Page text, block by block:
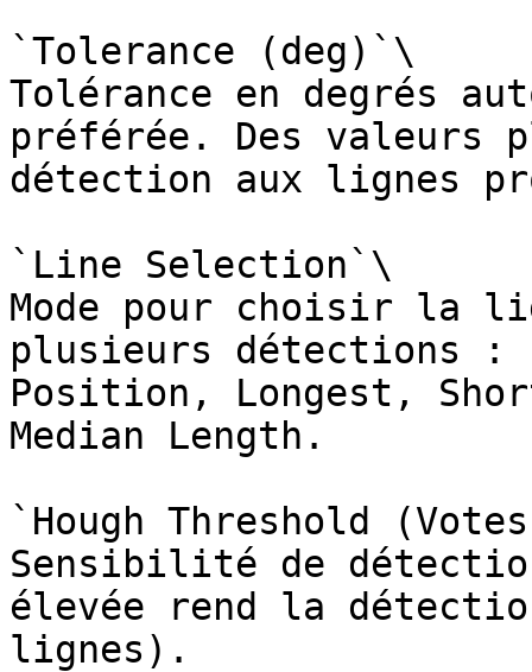
`Tolerance (deg)`\
Tolérance en degrés
préférée. Des
détection aux lignes
`Line Selection`\
Mode pour choisir la
plusieurs détections
Position, Longest,
Median Length.
`Hough Threshold
Sensibilité de
élevée rend la
lignes).